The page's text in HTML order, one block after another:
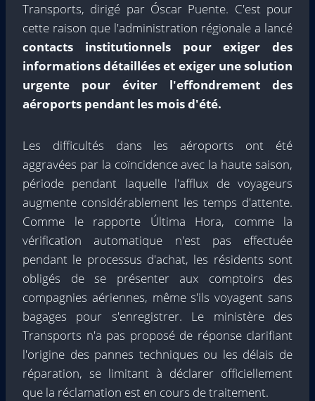
Transports, dirigé par Óscar Puente. C'est pour
cette raison que l'administration régionale a lancé
contacts institutionnels pour exiger des
informations détaillées et exiger une solution
urgente pour éviter l'effondrement des
aéroports pendant les mois d'été.
Les difficultés dans les aéroports ont été
aggravées par la coïncidence avec la haute saison,
période pendant laquelle l'afflux de voyageurs
augmente considérablement les temps d'attente.
Comme le rapporte Última Hora, comme la
vérification automatique n'est pas effectuée
pendant le processus d'achat, les résidents sont
obligés de se présenter aux comptoirs des
compagnies aériennes, même s'ils voyagent sans
bagages pour s'enregistrer. Le ministère des
Transports n'a pas proposé de réponse clarifiant
l'origine des pannes techniques ou les délais de
réparation, se limitant à déclarer officiellement
que la réclamation est en cours de traitement.